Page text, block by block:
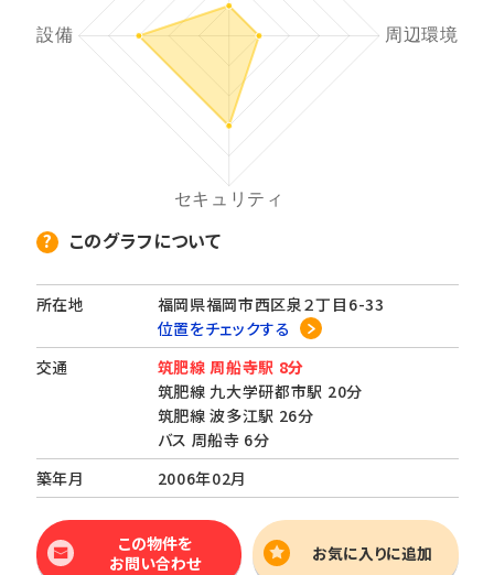
このグラフについて
所在地
福岡県福岡市西区泉２丁目6-33
位置をチェックする
交通
筑肥線 周船寺駅 8分
筑肥線 九大学研都市駅 20分
筑肥線 波多江駅 26分
バス 周船寺 6分
築年月
2006年02月
この物件を
お問い合わせ
お気に入りに追加